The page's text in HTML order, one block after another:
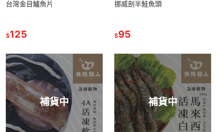
台灣金目鱸魚片
$125
挪威剖半鮭魚頭
$95
補貨中 補貨中